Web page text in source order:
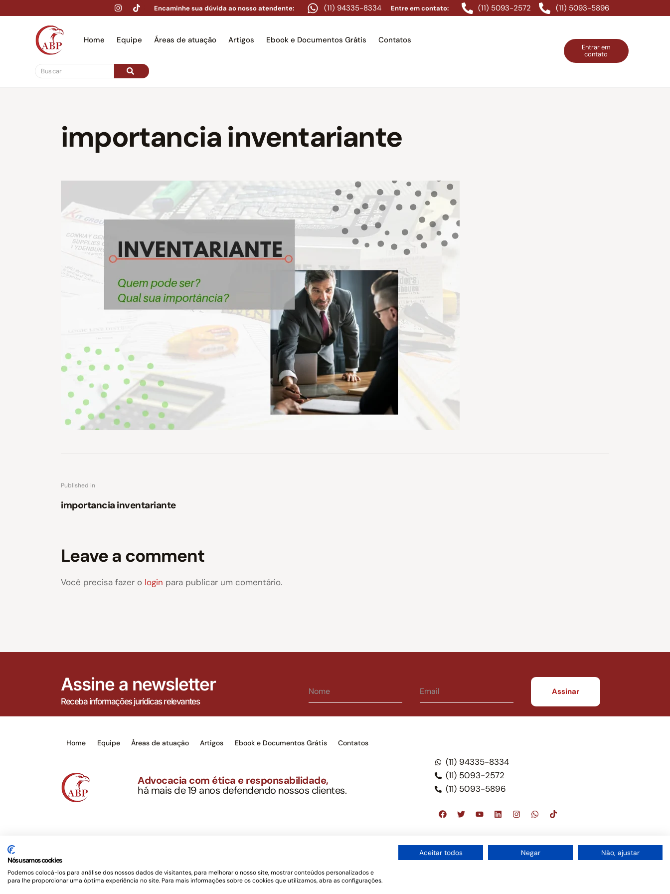
Encaminhe sua dúvida ao nosso atendente: (11) 94335-8334 Entre em contato: (11) 5093-2572 (11) 5093-5896
Home Equipe Áreas de atuação Artigos Ebook e Documentos Grátis Contatos
Entrar em
contato
importancia inventariante
Published in
importancia inventariante
Leave a comment
Você precisa fazer o login para publicar um comentário.
Assine a newsletter
Receba informações jurídicas relevantes
Home Equipe Áreas de atuação Artigos Ebook e Documentos Grátis Contatos
Advocacia com ética e responsabilidade,
há mais de 19 anos defendendo nossos clientes.
(11) 94335-8334
(11) 5093-2572
(11) 5093-5896
Este site não é um produto Meta Platforms, Inc., Google LLC, tampouco oferece serviços públicos oficiais. Somos um escritório de advocacia, que oferece apenas
serviços jurídicos, privativos de advogados, de acordo com a legislação vigente e o Código de Ética e Disciplina da OAB do Brasil – Alexandre Berthe Pinto Soc. de Adv,
OAB/SP nº 22477 –
Desenvolvido porRotamaxima Digital
Nós usamos cookies
Podemos colocá-los para análise dos nossos dados de visitantes, para melhorar o nosso site, mostrar conteúdos personalizados e
para lhe proporcionar uma óptima experiência no site. Para mais informações sobre os cookies que utilizamos, abra as configurações.
Aceitar todos Negar Não, ajustar